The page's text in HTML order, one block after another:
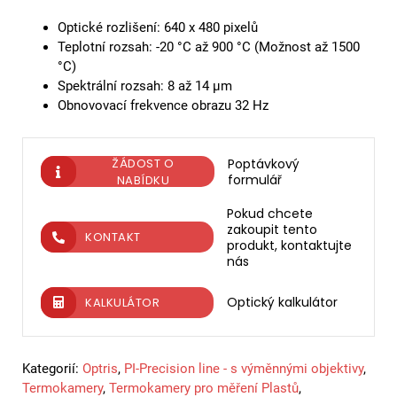
Optické rozlišení: 640 x 480 pixelů
Teplotní rozsah: -20 °C až 900 °C (Možnost až 1500
°C)
Spektrální rozsah: 8 až 14 µm
Obnovovací frekvence obrazu 32 Hz
Poptávkový
formulář
ŽÁDOST O
NABÍDKU
Pokud chcete
zakoupit tento
produkt, kontaktujte
nás
KONTAKT
Optický kalkulátor
KALKULÁTOR
Kategorií: Optris, PI-Precision line - s výměnnými objektivy,
Termokamery, Termokamery pro měření Plastů,